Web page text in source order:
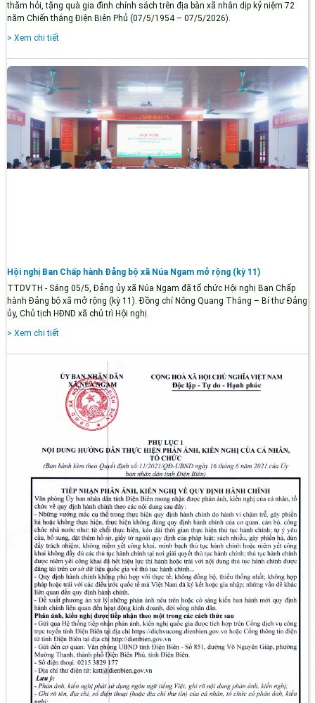
thăm hỏi, tặng quà gia đình chính sách trên địa bàn xã nhân dịp kỷ niệm 72
năm Chiến thắng Điện Biên Phủ (07/5/1954 – 07/5/2026).
> Xem chi tiết
Hội nghị Ban Chấp hành Đảng bộ xã Núa Ngam mở rộng (kỳ 11)
TTDVTH - Sáng 05/5, Đảng ủy xã Núa Ngam đã tổ chức Hội nghị Ban Chấp
hành Đảng bộ xã mở rộng (kỳ 11). Đồng chí Nông Quang Thắng – Bí thư Đảng
ủy, Chủ tịch HĐND xã chủ trì Hội nghị.
> Xem chi tiết